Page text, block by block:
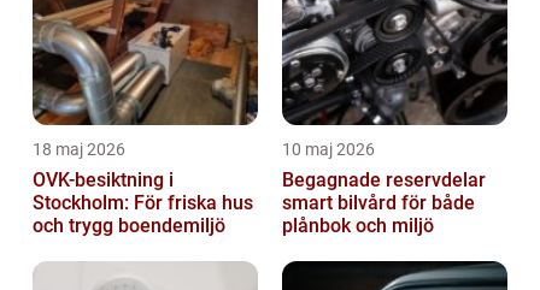
18 maj 2026
OVK-besiktning i
Stockholm: För friska hus
och trygg boendemiljö
10 maj 2026
Begagnade reservdelar
smart bilvård för både
plånbok och miljö